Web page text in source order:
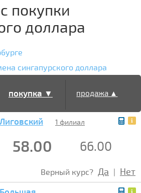
покупки
доллара
сингапурского доллара
покупка ▼ продажа ▲
1 филиал
58.00 66.00
Верный курс? Да | Нет